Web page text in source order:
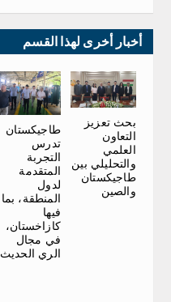
أخبار أخرى لهذا القسم
بحث تعزيز
التعاون
العلمي
والتحليلي بين
طاجيكستان
والصين
طاجيكستان
تدرس
التجربة
المتقدمة
لدول
المنطقة، بما
فيها
كازاخستان،
في مجال
الري الحديث